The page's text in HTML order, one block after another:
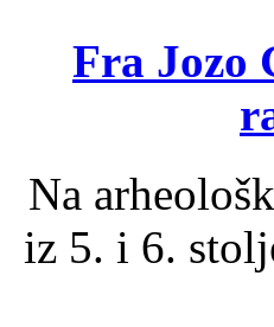
Fra Jozo
Na
iz 5. i 6.